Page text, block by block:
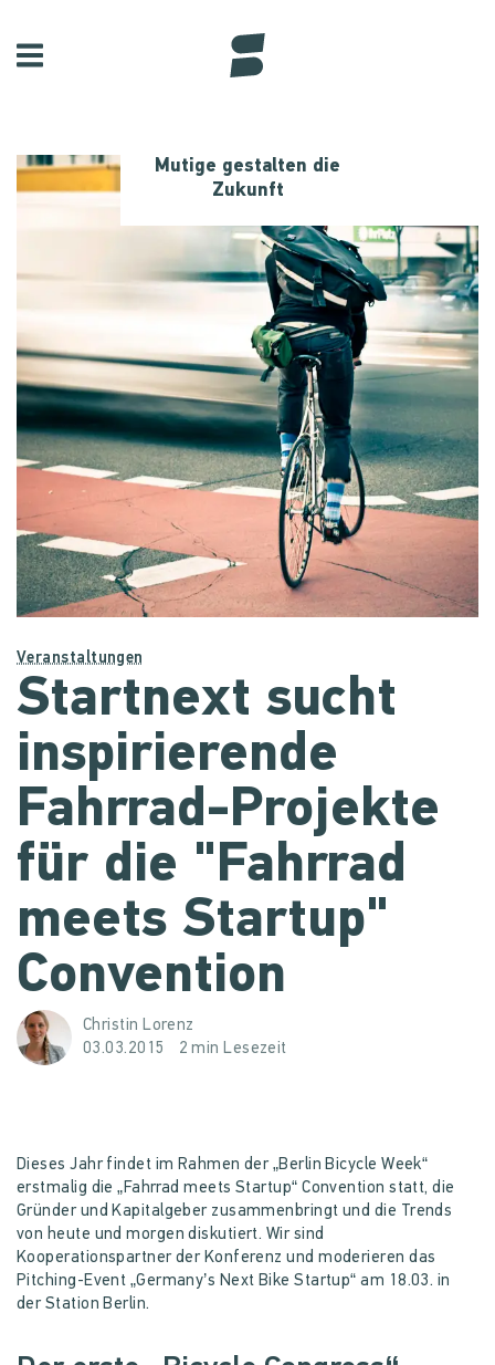
Mutige gestalten die
Zukunft
Veranstaltungen
Startnext sucht
inspirierende
Fahrrad-Projekte
für die "Fahrrad
meets Startup"
Convention
Christin Lorenz
03.03.2015
2 min Lesezeit
Dieses Jahr findet im Rahmen der „Berlin Bicycle Week“
erstmalig die „Fahrrad meets Startup“ Convention statt, die
Gründer und Kapitalgeber zusammenbringt und die Trends
von heute und morgen diskutiert. Wir sind
Kooperationspartner der Konferenz und moderieren das
Pitching-Event „Germany’s Next Bike Startup“ am 18.03. in
der Station Berlin.